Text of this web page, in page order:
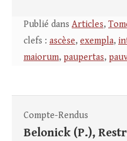
Publié dans Articles,
clefs : ascèse, exempla,
maiorum, paupertas,
Compte-Rendus
Belonick (P.),